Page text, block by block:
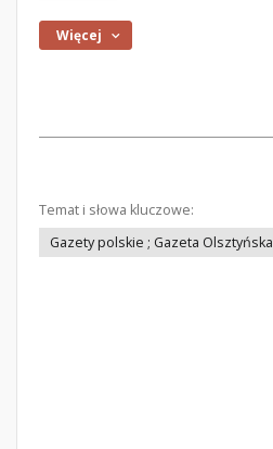
Więcej
Temat i słowa kluczowe:
Gazety polskie ; Gazeta Olsztyńska